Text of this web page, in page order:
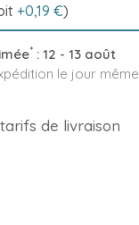
+0,19 €)
*: 12 - 13 août
le jour même
de livraison